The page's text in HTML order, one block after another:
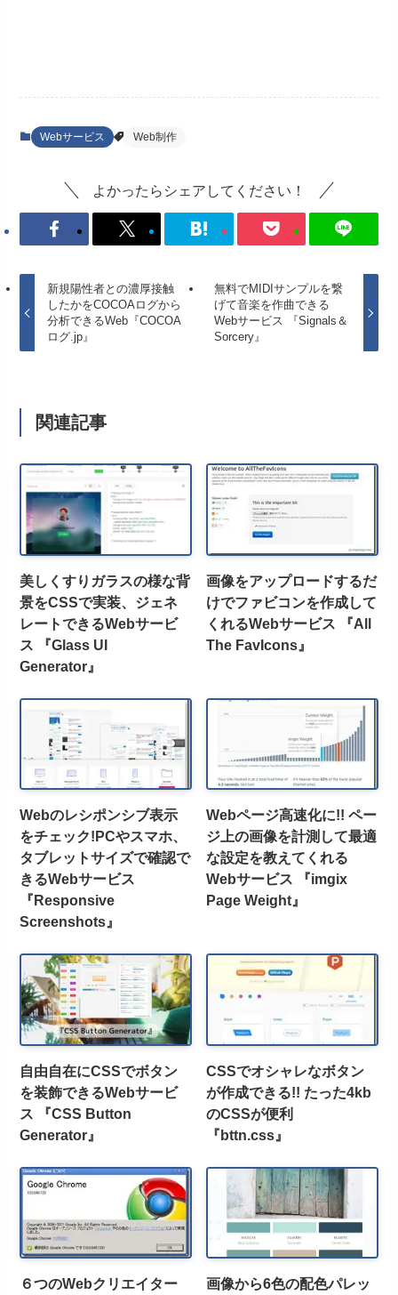
Webサービス Web制作
よかったらシェアしてください！
新規陽性者との濃厚接触
したかをCOCOAログから
分析できるWeb『COCOA
ログ.jp』
無料でMIDIサンプルを繋
げて音楽を作曲できる
Webサービス 『Signals＆
Sorcery』
関連記事
美しくすりガラスの様な背
景をCSSで実装、ジェネ
レートできるWebサービ
ス 『Glass UI
Generator』
画像をアップロードするだ
けでファビコンを作成して
くれるWebサービス 『All
The FavIcons』
Webのレシポンシブ表示
をチェック!PCやスマホ、
タブレットサイズで確認で
きるWebサービス
『Responsive
Screenshots』
Webページ高速化に!! ペー
ジ上の画像を計測して最適
な設定を教えてくれる
Webサービス 『imgix
Page Weight』
自由自在にCSSでボタン
を装飾できるWebサービ
ス 『CSS Button
Generator』
CSSでオシャレなボタン
が作成できる!! たった4kb
のCSSが便利
『bttn.css』
６つのWebクリエイター 画像から6色の配色パレッ